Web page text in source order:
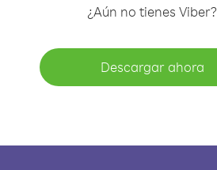
¿Aún no tienes Viber?
Descargar ahora